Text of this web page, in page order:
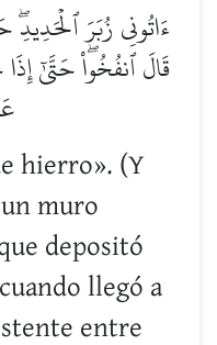
ءَاتُونِي زُبَرَ
قَالَ ٱنفُخُواْۖ حَتَّىٰٓ
hierro». (Y
muro
depositó
llegó a
entre